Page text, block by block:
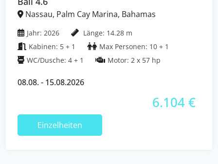
Nassau, Palm Cay Marina, Bahamas
Jahr: 2026
Länge: 14.28 m
Kabinen: 5 + 1
Max Personen: 10 + 1
WC/Dusche: 4 + 1
Motor: 2 x 57 hp
08.08. - 15.08.2026
6.104 €
Einzelheiten